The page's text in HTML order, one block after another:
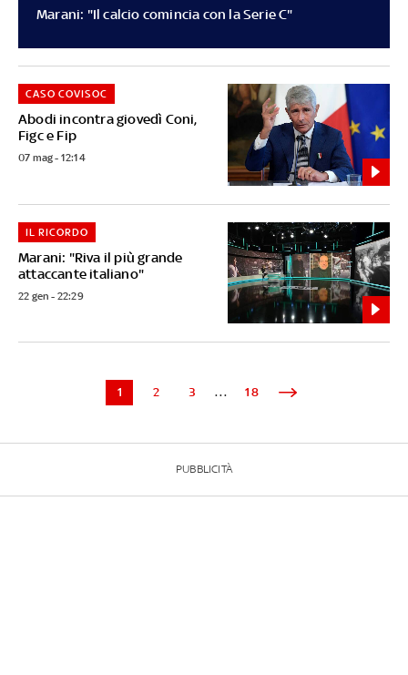
Marani: "Il calcio comincia con la Serie C"
Abodi incontra giovedì Coni,
Figc e Fip
CASO COVISOC
07 mag - 12:14
Marani: "Riva il più grande
attaccante italiano"
IL RICORDO
22 gen - 22:29
1 2 3 ... 18
PUBBLICITÀ